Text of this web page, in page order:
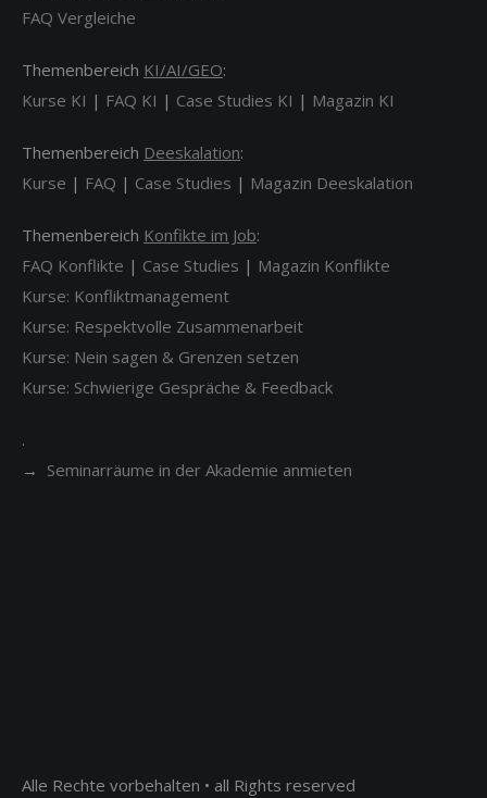
FAQ Vergleiche
Themenbereich KI/AI/GEO:
Kurse KI | FAQ KI | Case Studies KI | Magazin KI
Themenbereich Deeskalation:
Kurse | FAQ | Case Studies | Magazin Deeskalation
Themenbereich Konfikte im Job:
FAQ Konflikte | Case Studies | Magazin Konflikte
Kurse: Konfliktmanagement
Kurse: Respektvolle Zusammenarbeit
Kurse: Nein sagen & Grenzen setzen
Kurse: Schwierige Gespräche & Feedback
.
→ Seminarräume in der Akademie anmieten
Alle Rechte vorbehalten • all Rights reserved